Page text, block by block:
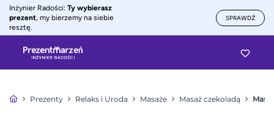
Inżynier Radości: Ty wybierasz
prezent, my bierzemy na siebie
resztę.
SPRAWDŹ
Prezenty Relaks i Uroda Masaże Masaż czekoladą